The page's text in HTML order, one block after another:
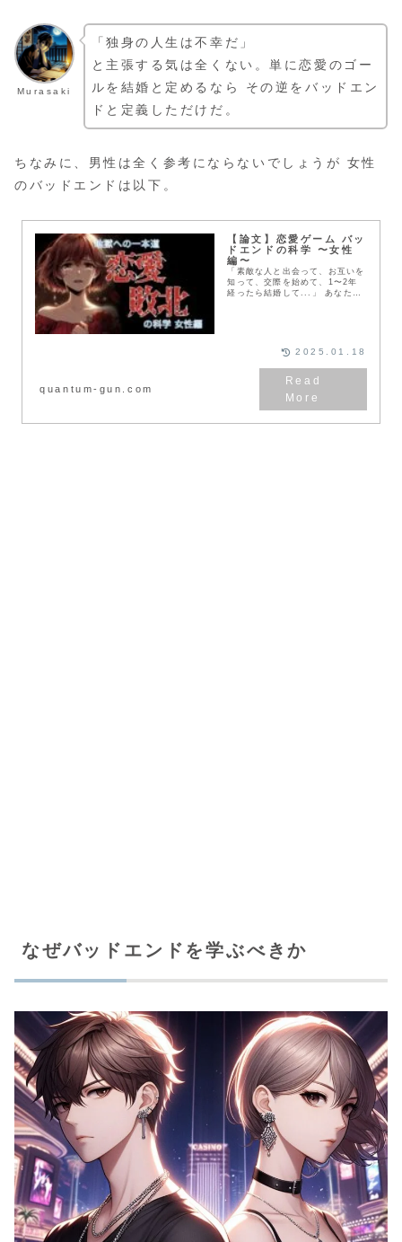
Murasaki
「独身の人生は不幸だ」
と主張する気は全くない。単に恋愛のゴー
ルを結婚と定めるなら その逆をバッドエン
ドと定義しただけだ。
ちなみに、男性は全く参考にならないでしょうが 女性
のバッドエンドは以下。
【論文】恋愛ゲーム バッ
ドエンドの科学 〜女性
編〜
「素敵な人と出会って、お互いを
知って、交際を始めて、1〜2年
経ったら結婚して...」 あなたの
quantum-gun.com
2025.01.18
なぜバッドエンドを学ぶべきか